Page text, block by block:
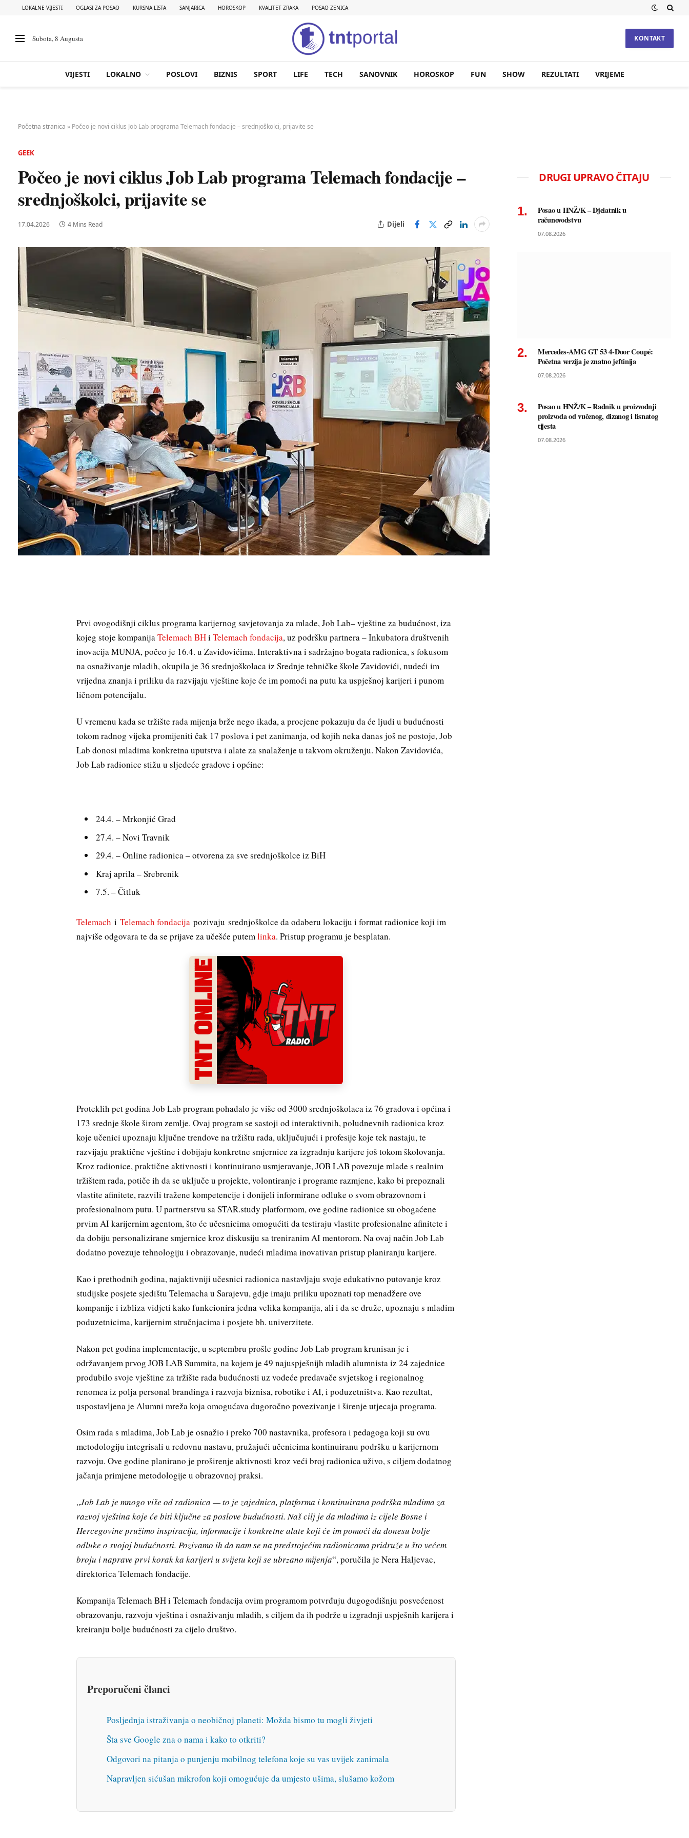
LOKALNE VIJESTI OGLASI ZA POSAO KURSNA LISTA SANJARICA HOROSKOP KVALITET ZRAKA POSAO ZENICA
Subota, 8 Augusta KONTAKT
VIJESTI LOKALNO POSLOVI BIZNIS SPORT LIFE TECH SANOVNIK HOROSKOP FUN SHOW REZULTATI VRIJEME
Početna stranica » Počeo je novi ciklus Job Lab programa Telemach fondacije – srednjoškolci, prijavite se
GEEK
Počeo je novi ciklus Job Lab programa Telemach fondacije –
srednjoškolci, prijavite se
17.04.2026 4 Mins Read Dijeli
Prvi ovogodišnji ciklus programa karijernog savjetovanja za mlade, Job Lab– vještine za budućnost, iza
kojeg stoje kompanijaTelemach BHiTelemach fondacija, uz podršku partnera – Inkubatora društvenih
inovacija MUNJA, počeo je 16.4. u Zavidovićima. Interaktivna i sadržajno bogata radionica, s fokusom
na osnaživanje mladih, okupila je 36 srednjoškolaca iz Srednje tehničke škole Zavidovići, nudeći im
vrijedna znanja i priliku da razvijaju vještine koje će im pomoći na putu ka uspješnoj karijeri i punom
ličnom potencijalu.
U vremenu kada se tržište rada mijenja brže nego ikada, a procjene pokazuju da će ljudi u budućnosti
tokom radnog vijeka promijeniti čak 17 poslova i pet zanimanja, od kojih neka danas još ne postoje, Job
Lab donosi mladima konkretna uputstva i alate za snalaženje u takvom okruženju. Nakon Zavidovića,
Job Lab radionice stižu u sljedeće gradove i općine:
24.4. – Mrkonjić Grad
27.4. – Novi Travnik
29.4. – Online radionica – otvorena za sve srednjoškolce iz BiH
Kraj aprila – Srebrenik
7.5. – Čitluk
Telemach iTelemach fondacija pozivaju srednjoškolce da odaberu lokaciju i format radionice koji im
najviše odgovara te da se prijave za učešće putemlinka. Pristup programu je besplatan.
Proteklih pet godina Job Lab program pohađalo je više od 3000 srednjoškolaca iz 76 gradova i općina i
173 srednje škole širom zemlje. Ovaj program se sastoji od interaktivnih, poludnevnih radionica kroz
koje učenici upoznaju ključne trendove na tržištu rada, uključujući i profesije koje tek nastaju, te
razvijaju praktične vještine i dobijaju konkretne smjernice za izgradnju karijere još tokom školovanja.
Kroz radionice, praktične aktivnosti i kontinuirano usmjeravanje, JOB LAB povezuje mlade s realnim
tržištem rada, potiče ih da se uključe u projekte, volontiranje i programe razmjene, kako bi prepoznali
vlastite afinitete, razvili tražene kompetencije i donijeli informirane odluke o svom obrazovnom i
profesionalnom putu. U partnerstvu sa STAR.study platformom, ove godine radionice su obogaćene
prvim AI karijernim agentom, što će učesnicima omogućiti da testiraju vlastite profesionalne afinitete i
da dobiju personalizirane smjernice kroz diskusiju sa treniranim AI mentorom. Na ovaj način Job Lab
dodatno povezuje tehnologiju i obrazovanje, nudeći mladima inovativan pristup planiranju karijere.
Kao i prethodnih godina, najaktivniji učesnici radionica nastavljaju svoje edukativno putovanje kroz
studijske posjete sjedištu Telemacha u Sarajevu, gdje imaju priliku upoznati top menadžere ove
kompanije i izbliza vidjeti kako funkcionira jedna velika kompanija, ali i da se druže, upoznaju s mladim
poduzetnicima, karijernim stručnjacima i posjete bh. univerzitete.
Nakon pet godina implementacije, u septembru prošle godine Job Lab program krunisan je i
održavanjem prvog JOB LAB Summita, na kojem je 49 najuspješnijh mladih alumnista iz 24 zajednice
produbilo svoje vještine za tržište rada budućnosti uz vodeće predavače svjetskog i regionalnog
renomea iz polja personal brandinga i razvoja biznisa, robotike i AI, i poduzetništva. Kao rezultat,
uspostavljena je Alumni mreža koja omogućava dugoročno povezivanje i širenje utjecaja programa.
Osim rada s mladima, Job Lab je osnažio i preko 700 nastavnika, profesora i pedagoga koji su ovu
metodologiju integrisali u redovnu nastavu, pružajući učenicima kontinuiranu podršku u karijernom
razvoju. Ove godine planirano je proširenje aktivnosti kroz veći broj radionica uživo, s ciljem dodatnog
jačanja primjene metodologije u obrazovnoj praksi.
„Job Lab je mnogo više od radionica — to je zajednica, platforma i kontinuirana podrška mladima za
razvoj vještina koje će biti ključne za poslove budućnosti. Naš cilj je da mladima iz cijele Bosne i
Hercegovine pružimo inspiraciju, informacije i konkretne alate koji će im pomoći da donesu bolje
odluke o svojoj budućnosti. Pozivamo ih da nam se na predstojećim radionicama pridruže u što većem
broju i naprave prvi korak ka karijeri u svijetu koji se ubrzano mijenja“, poručila je Nera Haljevac,
direktorica Telemach fondacije.
Kompanija Telemach BH i Telemach fondacija ovim programom potvrđuju dugogodišnju posvećenost
obrazovanju, razvoju vještina i osnaživanju mladih, s ciljem da ih podrže u izgradnji uspješnih karijera i
kreiranju bolje budućnosti za cijelo društvo.
Preporučeni članci
Posljednja istraživanja o neobičnoj planeti: Možda bismo tu mogli živjeti
Šta sve Google zna o nama i kako to otkriti?
Odgovori na pitanja o punjenju mobilnog telefona koje su vas uvijek zanimala
Napravljen sićušan mikrofon koji omogućuje da umjesto ušima, slušamo kožom
DRUGI UPRAVO ČITAJU
Posao u HNŽ/K – Djelatnik u
računovodstvu
07.08.2026
Mercedes-AMG GT 53 4-Door Coupé:
Početna verzija je znatno jeftinija
07.08.2026
Posao u HNŽ/K – Radnik u proizvodnji
proizvoda od vučenog, dizanog i lisnatog
tijesta
07.08.2026